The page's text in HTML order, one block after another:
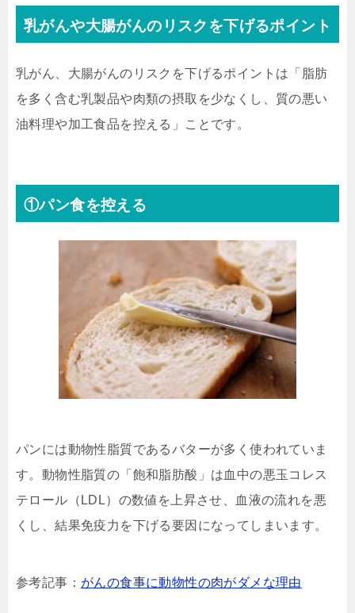
乳がんや大腸がんのリスクを下げるポイント
乳がん、大腸がんのリスクを下げるポイントは「脂肪
を多く含む乳製品や肉類の摂取を少なくし、質の悪い
油料理や加工食品を控える」ことです。
①パン食を控える
パンには動物性脂質であるバターが多く使われていま
す。動物性脂質の「飽和脂肪酸」は血中の悪玉コレス
テロール（LDL）の数値を上昇させ、血液の流れを悪
くし、結果免疫力を下げる要因になってしまいます。
参考記事： がんの食事に動物性の肉がダメな理由